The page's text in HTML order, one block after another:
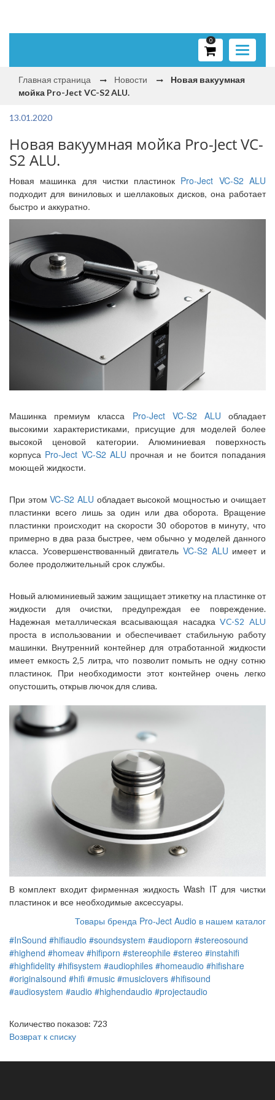
Toggle
0
Главная страница Новости
Новая вакуумная
мойка Pro-Ject VC-S2 ALU.
13.01.2020
Новая вакуумная мойка Pro-Ject VC-
S2 ALU.
Новая машинка для чистки пластинок Pro-Ject VC-S2 ALU
подходит для виниловых и шеллаковых дисков, она работает
быстро и аккуратно.
Машинка премиум класса Pro-Ject VC-S2 ALU обладает
высокими характеристиками, присущие для моделей более
высокой ценовой категории. Алюминиевая поверхность
корпуса Pro-Ject VC-S2 ALU прочная и не боится попадания
моющей жидкости.
При этомVC-S2 ALU обладает высокой мощностью и очищает
пластинки всего лишь за один или два оборота. Вращение
пластинки происходит на скорости 30 оборотов в минуту, что
примерно в два раза быстрее, чем обычно у моделей данного
класса. Усовершенствованный двигатель VC-S2 ALU имеет и
более продолжительный срок службы.
Новый алюминиевый зажим защищает этикетку на пластинке от
жидкости для очистки, предупреждая ее повреждение.
Надежная металлическая всасывающая насадкаVC-S2 ALU
проста в использовании и обеспечивает стабильную работу
машинки. Внутренний контейнер для отработанной жидкости
имеет емкость 2,5 литра, что позволит помыть не одну сотню
пластинок. При необходимости этот контейнер очень легко
опустошить, открыв лючок для слива.
В комплект входит фирменная жидкость Wash IT для чистки
пластинок и все необходимые аксессуары.
Товары бренда Pro-Ject Audio в нашем каталог
#InSound #hifiaudio #soundsystem #audioporn #stereosound
#highend #homeav #hifiporn #stereophile #stereo #instahifi
#highfidelity #hifisystem #audiophiles #homeaudio #hifishare
#originalsound #hifi #music #musiclovers #hifisound
#audiosystem #audio #highendaudio #projectaudio
Количество показов: 723
Возврат к списку